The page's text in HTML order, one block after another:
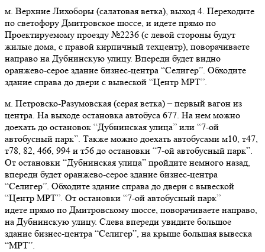
м. Верхние Лихоборы (салатовая ветка), выход 4. Переходите
по светофору Дмитровское шоссе, и идете прямо по
Проектируемому проезду №2236 (с левой стороны будут
жилые дома, с правой кирпичный техцентр), поворачиваете
направо на Дубнинскую улицу. Впереди будет видно
оранжево-серое здание бизнес-центра “Селигер”. Обходите
здание справа до двери с вывеской “Центр МРТ”.
м. Петровско-Разумовская (серая ветка) – первый вагон из
центра. На выходе остановка автобуса 677. На нем можно
доехать до остановок “Дубнинская улица” или “7-ой
автобусный парк”. Также можно доехать автобусами м10, т47,
т78, 82, 466, 994 и т56 до остановки “7-ой автобусный парк”.
От остановки “Дубнинская улица” пройдите немного назад,
впереди будет оранжево-серое здание бизнес-центра
“Селигер”. Обходите здание справа до двери с вывеской
“Центр МРТ”. От остановки “7-ой автобусный парк”
идете прямо по Дмитровскому шоссе, поворачиваете направо,
на Дубнинскую улицу. Слева впереди увидите большое
здание бизнес-центра “Селигер”, на крыше большая вывеска
“МРТ”.